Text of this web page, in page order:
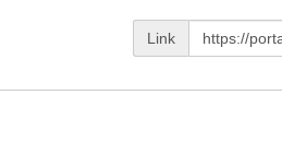
Link